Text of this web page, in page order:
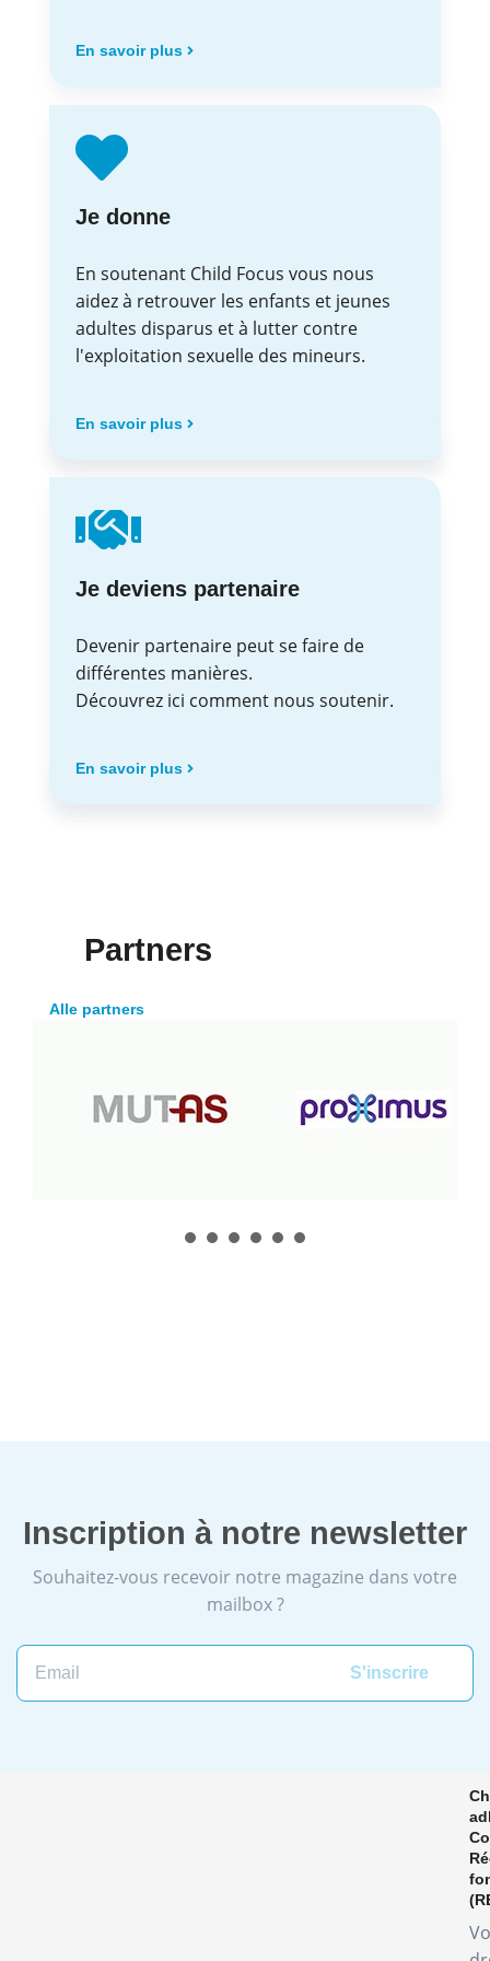
En savoir plus
Je donne
En soutenant Child Focus vous nous
aidez à retrouver les enfants et jeunes
adultes disparus et à lutter contre
l'exploitation sexuelle des mineurs.
En savoir plus
Je deviens partenaire
Devenir partenaire peut se faire de
différentes manières.
Découvrez ici comment nous soutenir.
En savoir plus
Partners
Alle partners
Inscription à notre newsletter
Souhaitez-vous recevoir notre magazine dans votre
mailbox ?